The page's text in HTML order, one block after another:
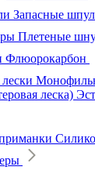
Запасные
Плетеные
Флюорокарбон